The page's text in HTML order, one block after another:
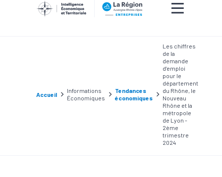
Accueil
Informations
Économiques
Tendances
économiques
Les chiffres
de la
demande
d’emploi
pour le
département
du Rhône, le
Nouveau
Rhône et la
métropole
de Lyon -
2ème
trimestre
2024